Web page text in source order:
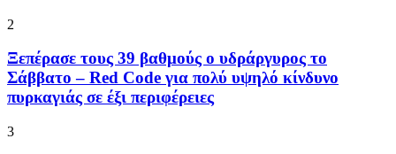
2
Ξεπέρασε τους 39 βαθμούς ο υδράργυρος το
Σάββατο – Red Code για πολύ υψηλό κίνδυνο
πυρκαγιάς σε έξι περιφέρειες
3